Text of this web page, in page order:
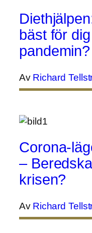
bäst för
pandemin?
Av Richard
Corona-
–
krisen?
Av Richard